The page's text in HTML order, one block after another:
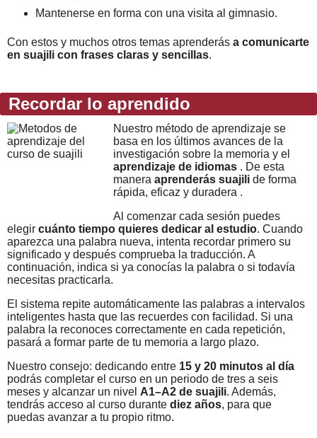
Mantenerse en forma con una visita al gimnasio.
Con estos y muchos otros temas aprenderás a comunicarte
en suajili con frases claras y sencillas.
Recordar lo aprendido
Nuestro método de aprendizaje se
basa en los últimos avances de la
investigación sobre la memoria y el
aprendizaje de idiomas . De esta
manera aprenderás suajili de forma
rápida, eficaz y duradera .
Al comenzar cada sesión puedes
elegir cuánto tiempo quieres dedicar al estudio. Cuando
aparezca una palabra nueva, intenta recordar primero su
significado y después comprueba la traducción. A
continuación, indica si ya conocías la palabra o si todavía
necesitas practicarla.
El sistema repite automáticamente las palabras a intervalos
inteligentes hasta que las recuerdes con facilidad. Si una
palabra la reconoces correctamente en cada repetición,
pasará a formar parte de tu memoria a largo plazo.
Nuestro consejo: dedicando entre 15 y 20 minutos al día
podrás completar el curso en un periodo de tres a seis
meses y alcanzar un nivel A1–A2 de suajili. Además,
tendrás acceso al curso durante diez años, para que
puedas avanzar a tu propio ritmo.